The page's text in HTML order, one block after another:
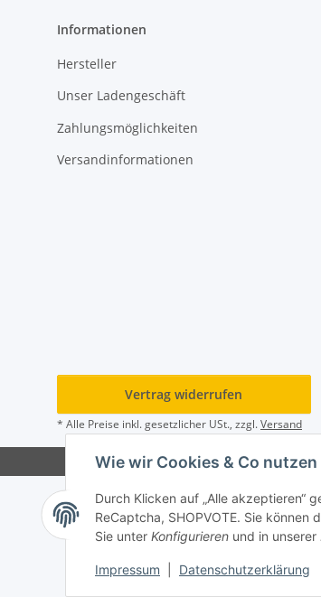
Wie wir Cookies & Co nutzen
Durch Klicken auf „Alle akzeptieren“
ReCaptcha, SHOPVOTE. Sie
Sie unter Konfigurieren und in unserer
Impressum Datenschutzerklärung
Informationen
Hersteller
Unser Ladengeschäft
Zahlungsmöglichkeiten
Versandinformationen
Vertrag widerrufen
* Alle Preise inkl. gesetzlicher USt., zzgl.Versand